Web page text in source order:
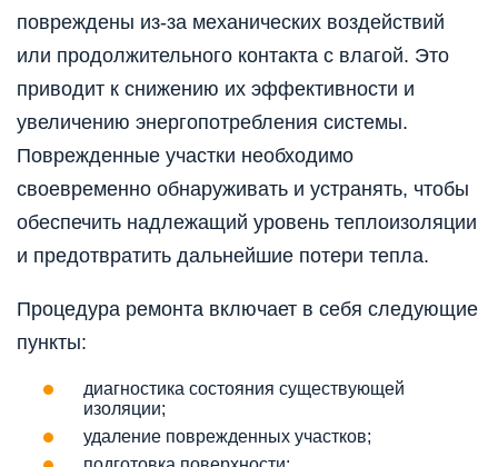
повреждены из-за механических воздействий
или продолжительного контакта с влагой. Это
приводит к снижению их эффективности и
увеличению энергопотребления системы.
Поврежденные участки необходимо
своевременно обнаруживать и устранять, чтобы
обеспечить надлежащий уровень теплоизоляции
и предотвратить дальнейшие потери тепла.
Процедура ремонта включает в себя следующие
пункты:
диагностика состояния существующей
изоляции;
удаление поврежденных участков;